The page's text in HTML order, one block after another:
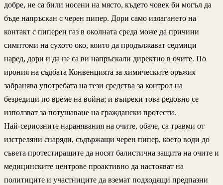
добре, не са били носени на място, където човек би могъл да
бъде напръскан с черен пипер. Дори само излагането на
контакт с пиперен газ в околната среда може да причини
симптоми на сухото око, които да продължават седмици
наред, дори и да не са ви напръскали директно в очите. По
ирония на съдбата Конвенцията за химическите оръжия
забранява употребата на тези средства за контрол на
безредици по време на война; и въпреки това редовно се
използват за потушаване на граждански протести.
Най-сериозните наранявания на очите, обаче, са травми от
изстреляни снаряди, съдържащи черен пипер, което води до
съвета протестиращите да носят балистична защита на очите и
медицинските центрове проактивно да настояват на
политиците и участниците да вземат подходящи предпазни